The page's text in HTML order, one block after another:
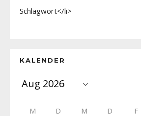
Schlagwort</li>
KALENDER
M D M D F